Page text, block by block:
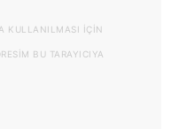
KULLANILMASI IÇIN
BU TARAYICIYA